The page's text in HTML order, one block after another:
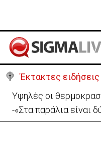
Έκτακτες ειδήσεις
Υψηλές οι
-«Στα παράλια είναι